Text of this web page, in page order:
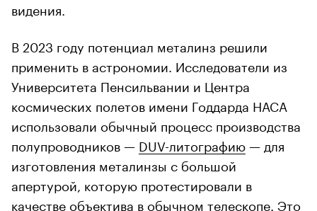
видения.
В 2023 году потенциал металинз решили
применить в астрономии. Исследователи из
Университета Пенсильвании и Центра
космических полетов имени Годдарда НАСА
использовали обычный процесс производства
полупроводников — DUV-литографию — для
изготовления металинзы с большой
апертурой, которую протестировали в
качестве объектива в обычном телескопе. Это